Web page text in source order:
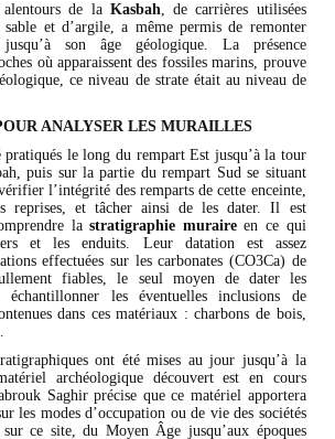
de la Kasbah, de carrières utilisées
et d’argile, a même permis de remonter
son âge géologique. La présence
où apparaissent des fossiles marins, prouve
ce niveau de strate était au niveau de
ANALYSER LES MURAILLES
pratiqués le long du rempart Est jusqu’à la tour
puis sur la partie du rempart Sud se situant
l’intégrité des remparts de cette enceinte,
reprises, et tâcher ainsi de les dater. Il est
lastratigraphie muraireen ce qui
et les enduits. Leur datation est assez
effectuées sur les carbonates (CO3Ca) de
fiables, le seul moyen de dater les
échantillonner les éventuelles inclusions de
dans ces matériaux : charbons de bois,
ont été mises au jour jusqu’à la
archéologique découvert est en cours
Saghir précise que ce matériel apportera
les modes d’occupation ou de vie des sociétés
ce site, du Moyen Âge jusqu’aux époques